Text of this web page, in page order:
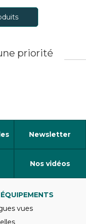
priorité
Newsletter
Nos vidéos
vues